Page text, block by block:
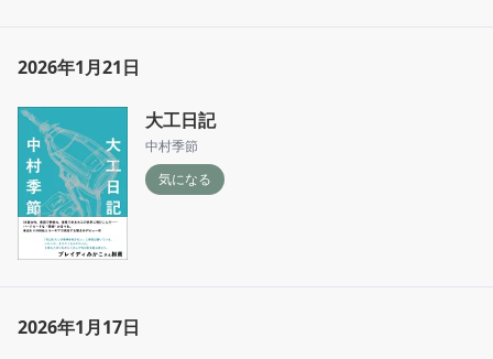
です）
2026年1月21日
大工日記
中村季節
気になる
2026年1月17日